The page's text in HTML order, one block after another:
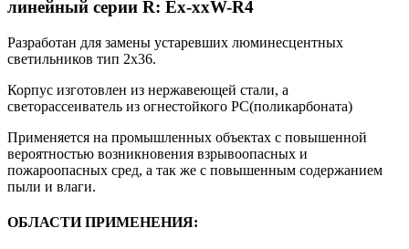
линейный серии R: Ex-xxW-R4
Разработан для замены устаревших люминесцентных
светильников тип 2х36.
Корпус изготовлен из нержавеющей стали, а
светорассеиватель из огнестойкого PC(поликарбоната)
Применяется на промышленных объектах с повышенной
вероятностью возникновения взрывоопасных и
пожароопасных сред, а так же с повышенным содержанием
пыли и влаги.
ОБЛАСТИ ПРИМЕНЕНИЯ: